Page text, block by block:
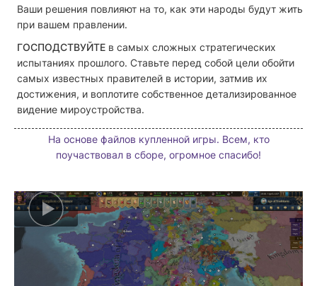
Ваши решения повлияют на то, как эти народы будут жить
при вашем правлении.
ГОСПОДСТВУЙТЕ в самых сложных стратегических
испытаниях прошлого. Ставьте перед собой цели обойти
самых известных правителей в истории, затмив их
достижения, и воплотите собственное детализированное
видение мироустройства.
На основе файлов купленной игры. Всем, кто
поучаствовал в сборе, огромное спасибо!